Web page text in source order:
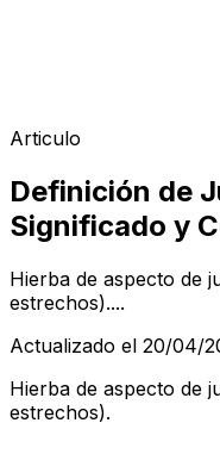
Articulo
Definición de
Significado y
Hierba de aspecto de
estrechos)....
Actualizado el 20/04/
Hierba de aspecto de
estrechos).